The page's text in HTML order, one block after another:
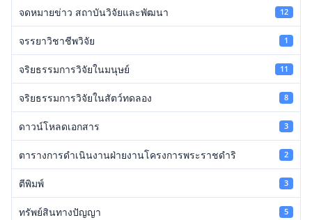
จดหมายข่าว สถาบันวิจัยและพัฒนา 12
จรรยาวิชาชีพวิจัย 1
จริยธรรมการวิจัยในมนุษย์ 11
จริยธรรมการวิจัยในสัตว์ทดลอง 8
ดาวน์โหลดเอกสาร 3
ตารางการดำเนินงานฝ่ายงานโครงการพระราชดำริ 2
ตีพิมพ์ 3
ทรัพย์สินทางปัญญา 5